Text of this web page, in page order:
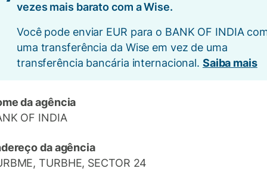
vezes mais barato com a Wise.
Você pode enviar EUR para o BANK OF INDIA
uma transferência da Wise em vez de uma
transferência bancária internacional. Saiba mais
da agência
OF INDIA
da agência
TURBHE, SECTOR 24